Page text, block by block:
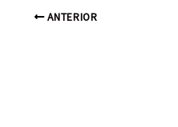
ANTERIOR